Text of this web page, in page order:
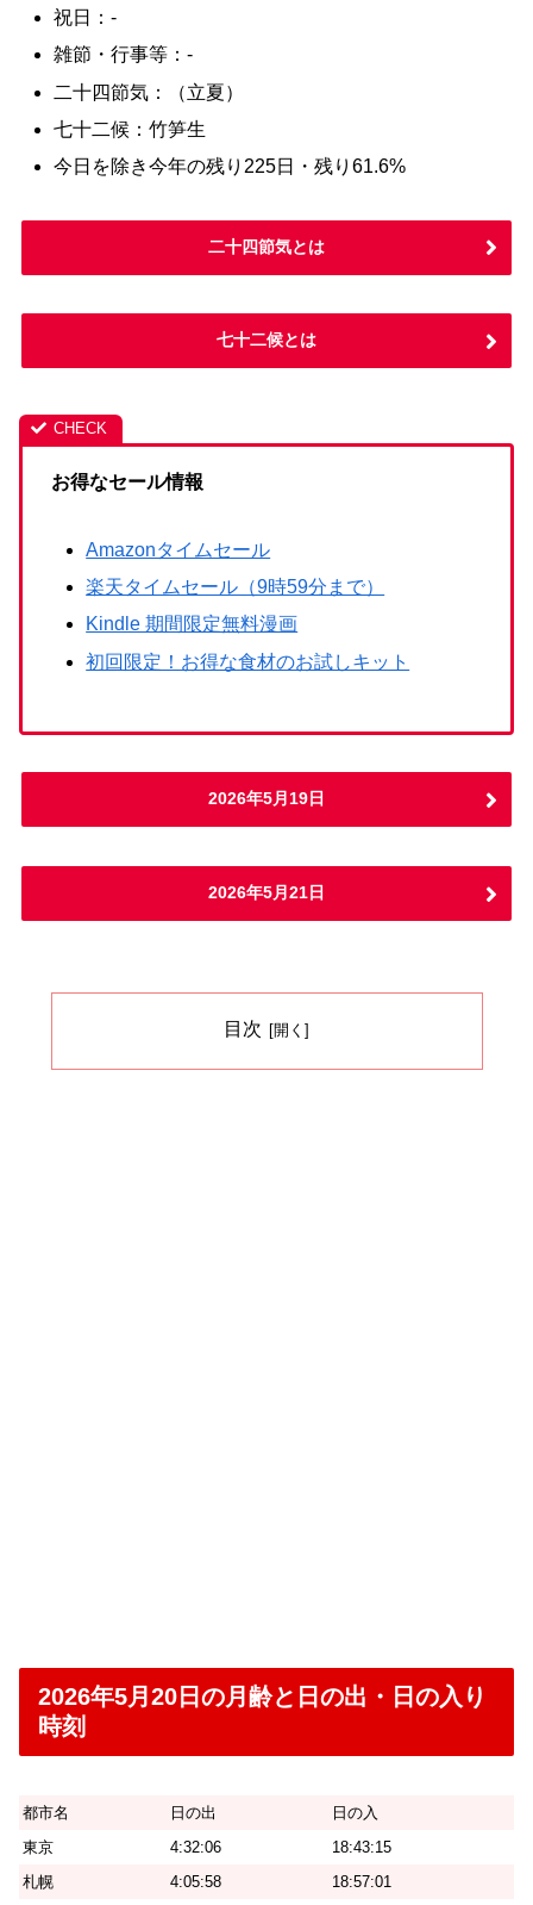
祝日：-
雑節・行事等：-
二十四節気：（立夏）
七十二候：竹笋生
今日を除き今年の残り225日・残り61.6%
二十四節気とは
七十二候とは
お得なセール情報
Amazonタイムセール
楽天タイムセール（9時59分まで）
Kindle 期間限定無料漫画
初回限定！お得な食材のお試しキット
2026年5月19日
2026年5月21日
目次
2026年5月20日の月齢と日の出・日の入り
時刻
都市名 日の出
日の入
東京
4:32:06
18:43:15
札幌
4:05:58
18:57:01